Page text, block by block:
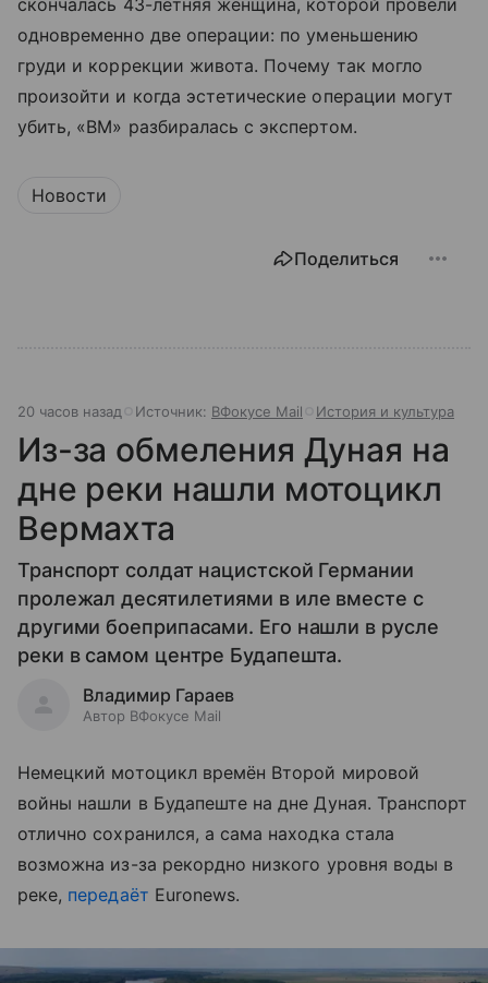
скончалась 43-летняя женщина, которой провели
одновременно две операции: по уменьшению
груди и коррекции живота. Почему так могло
произойти и когда эстетические операции могут
убить, «ВМ» разбиралась с экспертом.
Новости
Поделиться
20 часов назад Источник: ВФокусе Mail История и культура
Из-за обмеления Дуная на
дне реки нашли мотоцикл
Вермахта
Транспорт солдат нацистской Германии
пролежал десятилетиями в иле вместе с
другими боеприпасами. Его нашли в русле
реки в самом центре Будапешта.
Владимир Гараев
Автор ВФокусе Mail
Немецкий мотоцикл времён Второй мировой
войны нашли в Будапеште на дне Дуная. Транспорт
отлично сохранился, а сама находка стала
возможна из-за рекордно низкого уровня воды в
реке, передаёт Euronews.